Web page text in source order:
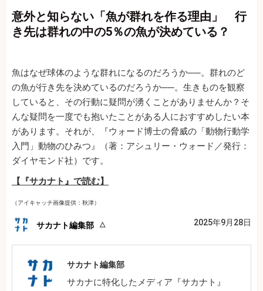
意外と知らない「魚が群れを作る理由」 行
き先は群れの中の5％の魚が決めている？
魚はなぜ球体のような群れになるのだろうか──。群れのど
の魚が行き先を決めているのだろうか──。生きものを観察
していると、その行動に疑問が湧くことがありませんか？そ
んな疑問を一度でも抱いたことがある人におすすめしたい本
があります。それが、『ウォード博士の脅威の「動物行動学
入門」動物のひみつ』（著：アシュリー・ウォード／発行：
ダイヤモンド社）です。
【『サカナト』で読む】
（アイキャッチ画像提供：秋津）
サカナト編集部 2025年9月28日
サカナト編集部
サカナに特化したメディア『サカナト』